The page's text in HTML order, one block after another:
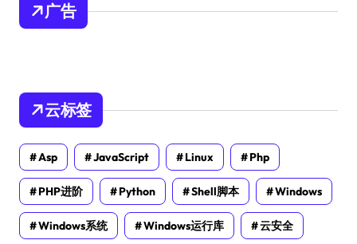
广告
云标签
Asp JavaScript Linux Php
PHP进阶 Python Shell脚本 Windows
Windows系统 Windows运行库 云安全